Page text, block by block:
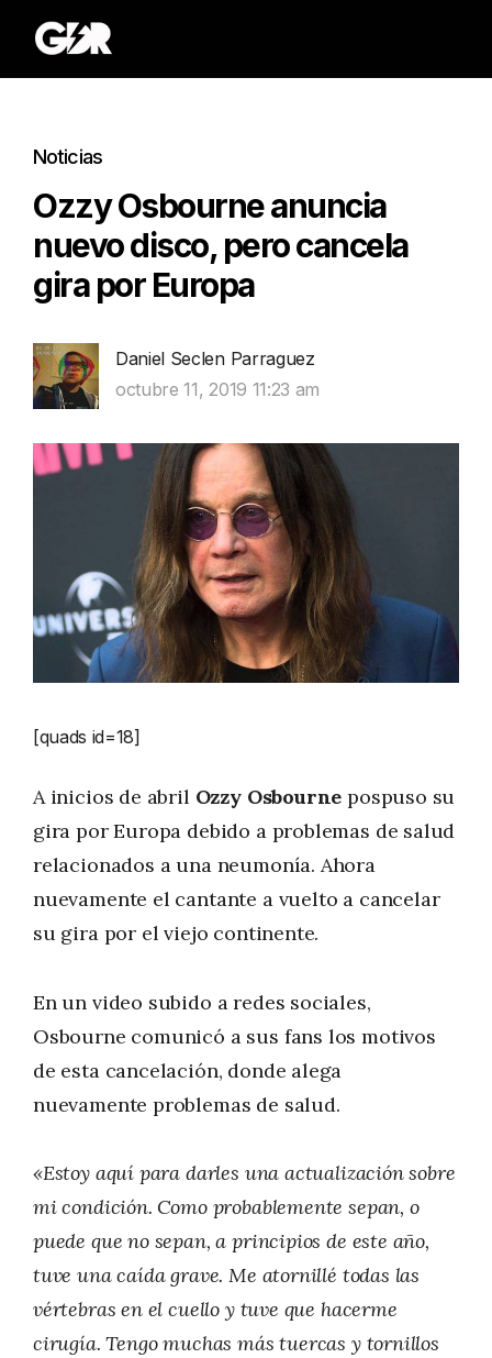
Noticias
Ozzy Osbourne anuncia
nuevo disco, pero cancela
gira por Europa
Daniel Seclen Parraguez
octubre 11, 2019 11:23 am
[quads id=18]
A inicios de abril Ozzy Osbourne pospuso su
gira por Europa debido a problemas de salud
relacionados a una neumonía. Ahora
nuevamente el cantante a vuelto a cancelar
su gira por el viejo continente.
En un video subido a redes sociales,
Osbourne comunicó a sus fans los motivos
de esta cancelación, donde alega
nuevamente problemas de salud.
«Estoy aquí para darles una actualización sobre
mi condición. Como probablemente sepan, o
puede que no sepan, a principios de este año,
tuve una caída grave. Me atornillé todas las
vértebras en el cuello y tuve que hacerme
cirugía. Tengo muchas más tuercas y tornillos